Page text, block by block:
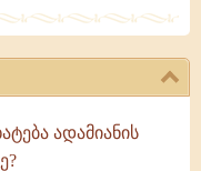
ადამიანის